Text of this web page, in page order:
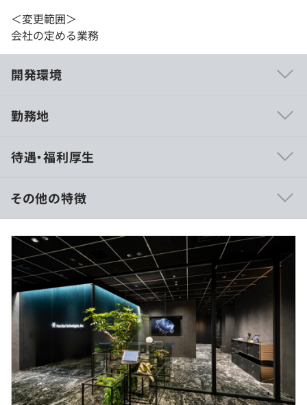
＜変更範囲＞
会社の定める業務
開発環境
https://tottarrow.com/
Terraform
勤務地
待遇・福利厚生
月給37.5万円以上（固定残業代45時間分相当/9.9万円～含
む）超過分別途支給
※経験・能力に応じて決定します。
は年収提示額を保証するものではありません）
その他の特徴